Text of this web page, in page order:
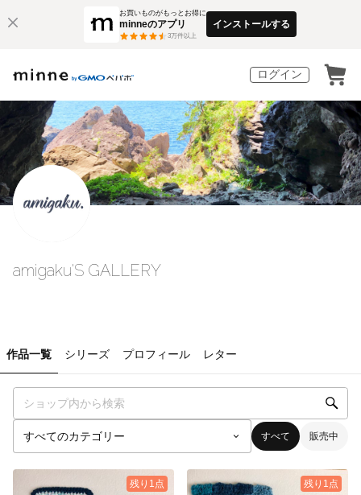
お買いものがもっとお得に
minneのアプリ
3万件以上
インストールする
ログイン
amigaku'S GALLERY
作品一覧 シリーズ プロフィール レター
すべて 販売中
残り1点 残り1点